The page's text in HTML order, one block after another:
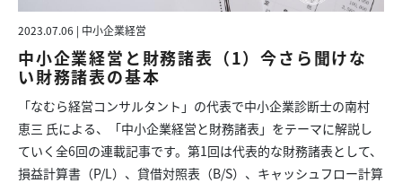
2023.07.06 | 中小企業経営
中小企業経営と財務諸表（1）今さら聞けな
い財務諸表の基本
「なむら経営コンサルタント」の代表で中小企業診断士の南村
恵三 氏による、「中小企業経営と財務諸表」をテーマに解説し
ていく全6回の連載記事です。第1回は代表的な財務諸表として、
損益計算書（P/L）、貸借対照表（B/S）、キャッシュフロー計算